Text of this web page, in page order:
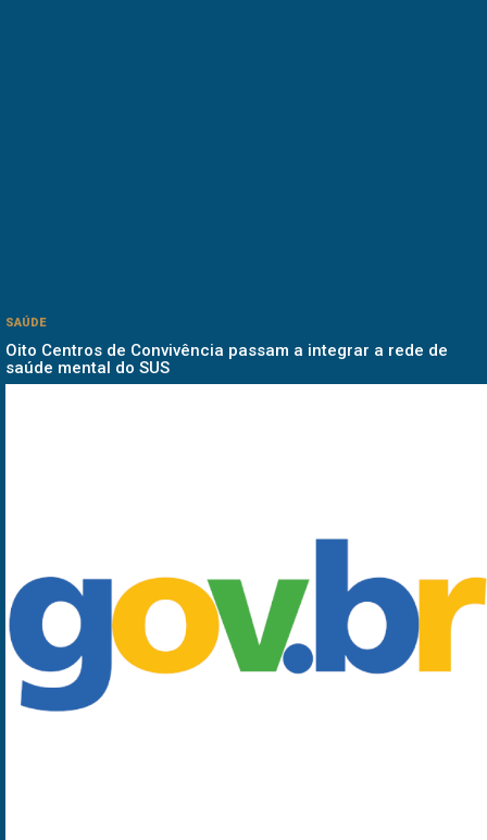
SAÚDE
Oito Centros de Convivência passam a integrar a rede de
saúde mental do SUS